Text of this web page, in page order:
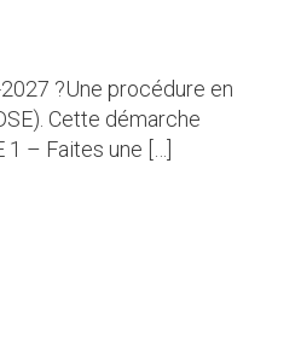
?Une procédure en
Cette démarche
– Faites une […]